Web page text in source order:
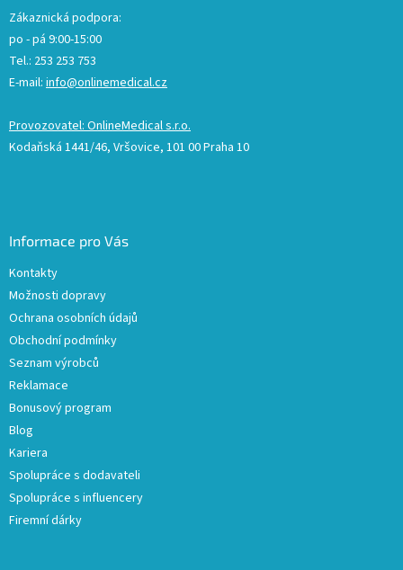
Zákaznická podpora:
po - pá 9:00-15:00
Tel.: 253 253 753
E-mail: info@onlinemedical.cz
Provozovatel: OnlineMedical s.r.o.
Kodaňská 1441/46, Vršovice, 101 00 Praha 10
Informace pro Vás
Kontakty
Možnosti dopravy
Ochrana osobních údajů
Obchodní podmínky
Seznam výrobců
Reklamace
Bonusový program
Blog
Kariera
Spolupráce s dodavateli
Spolupráce s influencery
Firemní dárky